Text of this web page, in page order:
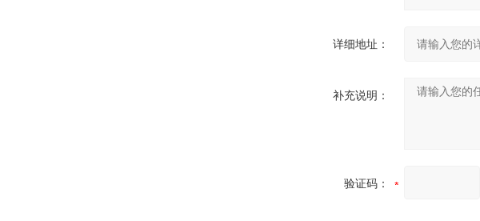
详细地址：
补充说明：
验证码：